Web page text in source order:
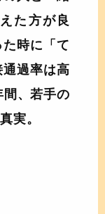
た方が良
時に「て
過率は高
、若手の
実。